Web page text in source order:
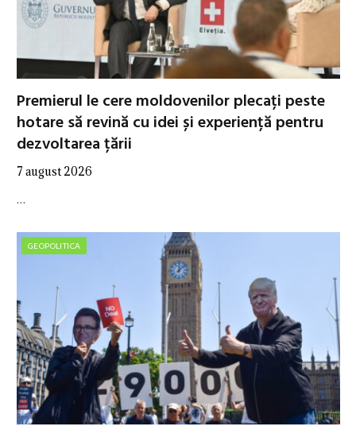
Premierul le cere moldovenilor plecați peste
hotare să revină cu idei și experiență pentru
dezvoltarea țării
7 august 2026
…
GEOPOLITICA